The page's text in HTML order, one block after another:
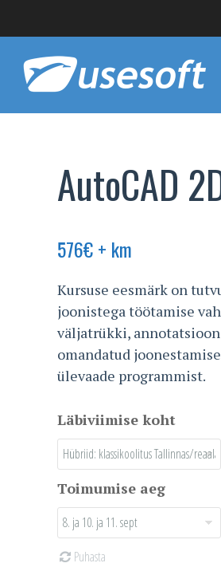
AutoCAD
576€+ km
Kursuse eesmärk on
joonistega töötamise
väljatrükki,
omandatud
ülevaade programmist.
Läbiviimise koht
Toimumise aeg
Puhasta